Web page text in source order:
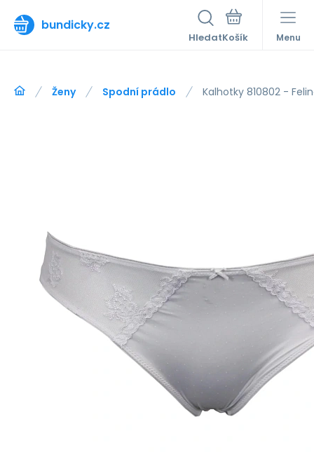
bundicky.cz
Hledat Menu
Ženy Spodní prádlo Kalhotky 810802 -